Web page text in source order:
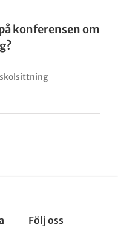
konferensen om
Följ oss